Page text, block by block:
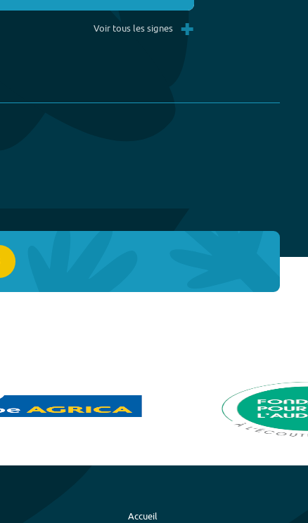
Voir tous les signes +
Accueil